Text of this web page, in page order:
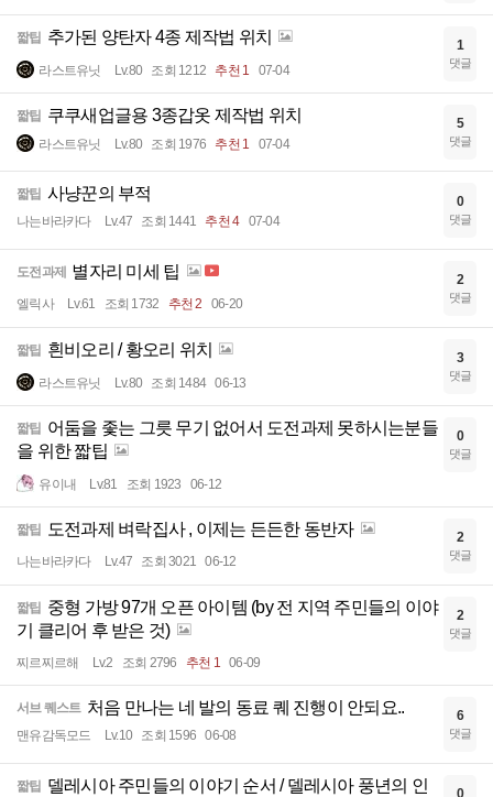
짧팁 추가된 양탄자 4종 제작법 위치
라스트유닛 Lv.80 조회 1212 추천 1 07-04
1
댓글
짧팁 쿠쿠새업글용 3종갑옷 제작법 위치
라스트유닛 Lv.80 조회 1976 추천 1 07-04
5
댓글
짧팁 사냥꾼의 부적
나는바라카다 Lv.47 조회 1441 추천 4 07-04
0
댓글
도전과제 별자리 미세 팁
엘릭사 Lv.61 조회 1732 추천 2 06-20
2
댓글
짧팁 흰비오리 / 황오리 위치
라스트유닛 Lv.80 조회 1484 06-13
3
댓글
짧팁 어둠을 좇는 그릇 무기 없어서 도전과제 못하시는분들
을 위한 짧팁
유이내 Lv.81 조회 1923 06-12
0
댓글
짧팁 도전과제 벼락집사 , 이제는 든든한 동반자
나는바라카다 Lv.47 조회 3021 06-12
2
댓글
짧팁 중형 가방 97개 오픈 아이템 (by 전 지역 주민들의 이야
기 클리어 후 받은 것)
찌르찌르해 Lv.2 조회 2796 추천 1 06-09
2
댓글
서브 퀘스트 처음 만나는 네 발의 동료 퀘 진행이 안되요..
맨유감독모드 Lv.10 조회 1596 06-08
6
댓글
짧팁 델레시아 주민들의 이야기 순서 / 델레시아 풍년의 인
0